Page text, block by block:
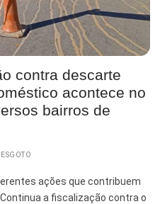
contra descarte
acontece no
bairros de
ações que contribuem
a fiscalização contra o